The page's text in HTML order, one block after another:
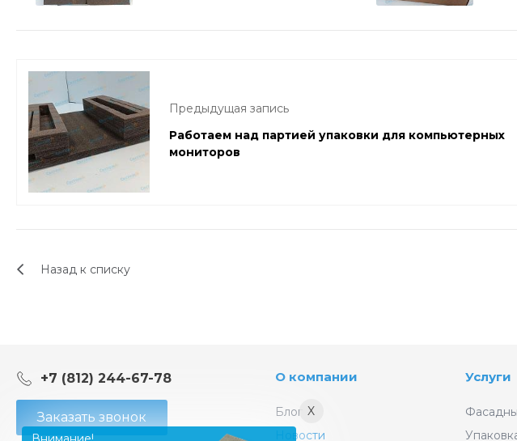
Предыдущая запись
Работаем над партией упаковки для компьютерных
мониторов
Назад к списку
+7 (812) 244-67-78
Заказать звонок
О компании
Блог
Новости
Услуги
X